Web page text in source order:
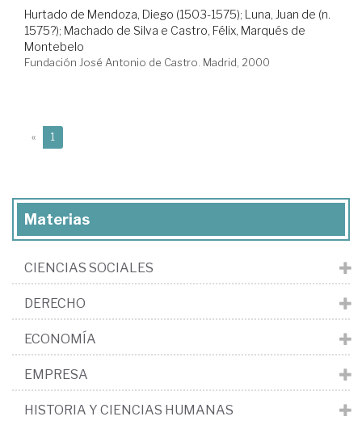
Hurtado de Mendoza, Diego (1503-1575); Luna, Juan de (n.
1575?); Machado de Silva e Castro, Félix, Marqués de
Montebelo
Fundación José Antonio de Castro. Madrid, 2000
« 1
Materias
CIENCIAS SOCIALES
DERECHO
ECONOMÍA
EMPRESA
HISTORIA Y CIENCIAS HUMANAS